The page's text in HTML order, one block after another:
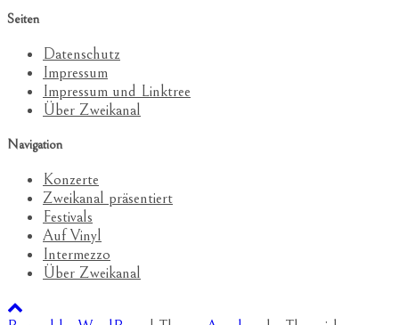
Seiten
Datenschutz
Impressum
Impressum und Linktree
Über Zweikanal
Navigation
Konzerte
Zweikanal präsentiert
Festivals
Auf Vinyl
Intermezzo
Über Zweikanal